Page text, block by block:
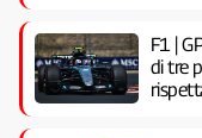
F1 |
di tre